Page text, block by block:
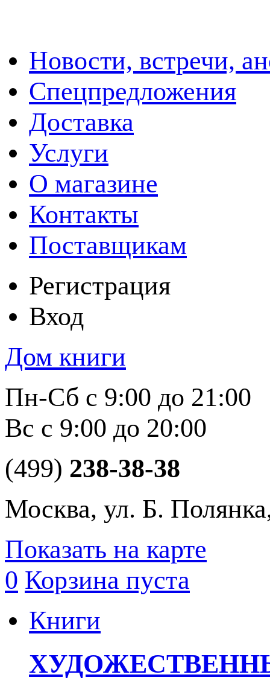
Новости, встречи,
Спецпредложения
Доставка
Услуги
О магазине
Контакты
Поставщикам
Регистрация
Вход
Дом книги
Пн-Сб с 9:00 до 21:00
Вс с 9:00 до 20:00
(499) 238-38-38
Москва, ул. Б.
Показать на карте
0 Корзина пуста
Книги